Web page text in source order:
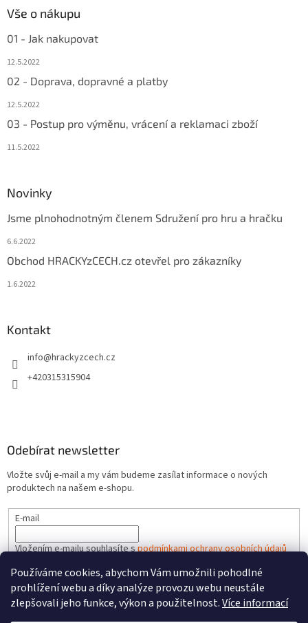
Používáme cookies, abychom Vám umožnili pohodlné
prohlížení webu a díky analýze provozu webu neustále
zlepšovali jeho funkce, výkon a použitelnost.Více informací
Vše o nákupu
01 - Jak nakupovat
12.5.2022
02 - Doprava, dopravné a platby
12.5.2022
03 - Postup pro výměnu, vrácení a reklamaci zboží
11.5.2022
Novinky
Jsme plnohodnotným členem Sdružení pro hru a hračku
6.6.2022
Obchod HRACKYzCECH.cz otevřel pro zákazníky
1.6.2022
Kontakt
info@hrackyzcech.cz
+420315315904
Odebírat newsletter
Vložte svůj e-mail a my vám budeme zasílat informace o nových
produktech na našem e-shopu.
E-mail
Vložením e-mailu souhlasíte spodmínkami ochrany osobních údajů
PŘIHLÁSIT SE